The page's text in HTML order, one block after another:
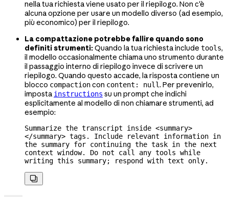
nella tua richiesta viene usato per il riepilogo. Non c'è
alcuna opzione per usare un modello diverso (ad esempio,
più economico) per il riepilogo.
La compattazione potrebbe fallire quando sono
definiti strumenti:Quando la tua richiesta include tools,
il modello occasionalmente chiama uno strumento durante
il passaggio interno di riepilogo invece di scrivere un
riepilogo. Quando questo accade, la risposta contiene un
blocco compactioncon content: null. Per prevenirlo,
imposta instructions su un prompt che indichi
esplicitamente al modello di non chiamare strumenti, ad
esempio:
Summarize the transcript inside <summary>
</summary> tags. Include relevant information in
the summary for continuing the task in the next
context window. Do not call any tools while
writing this summary; respond with text only.
